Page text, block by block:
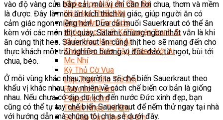
Khóa Học Nấu Ăn Cho Bé
Hội Họa Thiếu Nhi
Digital Art For Kids
Khóa Học Thiết Kế Truyện Tranh Ai
Khóa Học Họa Sĩ Ai
Khóa Học Biên Tập Video Với Ai
Mc Nhí
Kỳ Thủ Cờ Vua
Lập Trình Cho Trẻ Em
Robotic trẻ em
Piano Trẻ Em
Thanh Nhạc Trẻ Em
Sơ Cấp Cứu Cho Trẻ Em
vào độ vàng của bắp cải, mùi vị chỉ cần hơi chua, thơm và mềm
là được. Đây là món ăn kích thích vị giác, giúp người ăn có
cảm giác ngon miệng hơn. Dưa cải muối Sauerkraut có thể ăn
kèm với các món thịt quay, Salami, nhưng ngon nhất vẫn là khi
ăn cùng thịt heo. Sauerkraut ăn cùng thịt heo sẽ mang đến cho
thực khách một trải nghiệm hương vị độc đáo, từ ngọt, bùi tới
chua, béo.
Ở mỗi vùng khác nhau, người ta sẽ chế biến Sauerkraut theo
khẩu vị khác nhau, tuy nhiên về cách chế biến cơ bản là giống
nhau. Nếu chưa có dịp du lịch đến nước Đức xinh đẹp, bạn
cũng có thể tự tay chế biến Sauerkraut để nếm thử ngay tại nhà
với hướng dẫn mà chúng tôi chia sẻ dưới đây.